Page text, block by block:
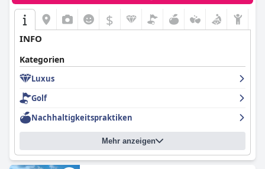
$
INFO
Kategorien
Luxus
Golf
Nachhaltigkeitspraktiken
Mehr anzeigen